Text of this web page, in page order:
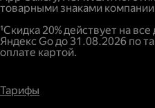
товарными знаками
¹Скидка 20% действует на
Яндекс Go до 31.08.2026 по
оплате картой.
Тарифы